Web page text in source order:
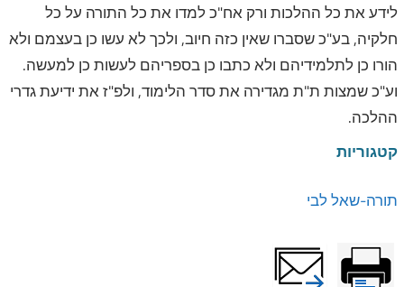
לידע את כל ההלכות ורק אח"כ למדו את כל התורה על כל
חלקיה, בע"כ שסברו שאין כזה חיוב, ולכך לא עשו כן בעצמם ולא
הורו כן לתלמידיהם ולא כתבו כן בספריהם לעשות כן למעשה.
וע"כ שמצות ת"ת מגדירה את סדר הלימוד, ולפ"ז את ידיעת גדרי
ההלכה.
קטגוריות
תורה-שאל לבי